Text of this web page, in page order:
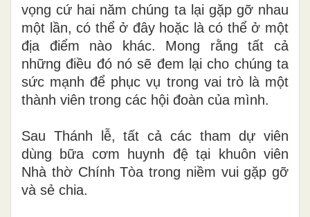
vọng cứ hai năm chúng ta lại gặp gỡ nhau
một lần, có thể ở đây hoặc là có thể ở một
địa điểm nào khác. Mong rằng tất cả
những điều đó nó sẽ đem lại cho chúng ta
sức mạnh để phục vụ trong vai trò là một
thành viên trong các hội đoàn của mình.
Sau Thánh lễ, tất cả các tham dự viên
dùng bữa cơm huynh đệ tại khuôn viên
Nhà thờ Chính Tòa trong niềm vui gặp gỡ
và sẻ chia.